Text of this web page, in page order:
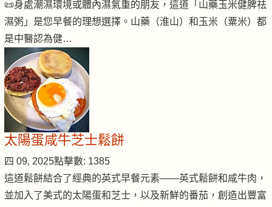
📜身處潮濕環境或體內濕氣重的朋友，這道「山藥玉米健脾祛
濕粥」是您早餐的理想選擇。山藥（淮山）和玉米（粟米）都
是中醫認為健…
太陽蛋咸牛芝士鬆餅
四 09, 2025點擊數: 1385
這道鬆餅結合了經典的英式早餐元素——英式鬆餅和咸牛肉，
並加入了美式的太陽蛋和芝士，以及新鮮的番茄，創造出豐富